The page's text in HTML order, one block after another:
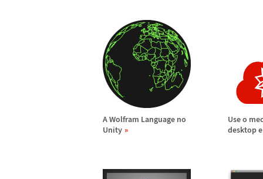
A Wolfram Language no
Unity
Use o
desktop